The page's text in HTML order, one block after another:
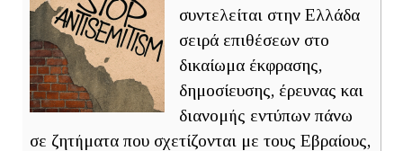
συντελείται στην Ελλάδα
σειρά επιθέσεων στο
δικαίωμα έκφρασης,
δημοσίευσης, έρευνας και
διανομής εντύπων πάνω
σε ζητήματα που σχετίζονται με τους Εβραίους,